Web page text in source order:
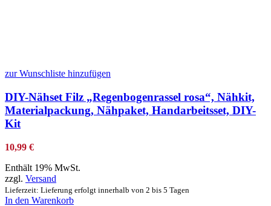
zur Wunschliste hinzufügen
DIY-Nähset Filz „Regenbogenrassel rosa“, Nähkit,
Materialpackung, Nähpaket, Handarbeitsset, DIY-
Kit
10,99 €
Enthält 19% MwSt.
zzgl. Versand
Lieferzeit: Lieferung erfolgt innerhalb von 2 bis 5 Tagen
In den Warenkorb